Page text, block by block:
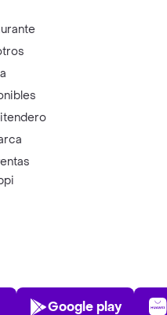
Play Store
Google play